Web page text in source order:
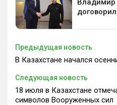
Предыдущая новость
В Казахстане начался
Следующая новость
18 июля в Казахстане
символов Вооруженных сил